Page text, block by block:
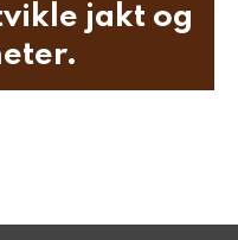
jakt og